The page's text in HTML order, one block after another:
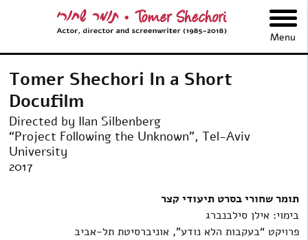
תומר שחורי
Tomer Shechori In a Short
Docufilm
Directed by Ilan Silbenberg
“Project Following the Unknown”, Tel-Aviv
University
2017
תומר שחורי בסרט תיעודי קצר
בימוי: אילן סילבנברג
פרויקט “בעקבות הלא נודע”, אוניברסיטת תל-אביב
Menu